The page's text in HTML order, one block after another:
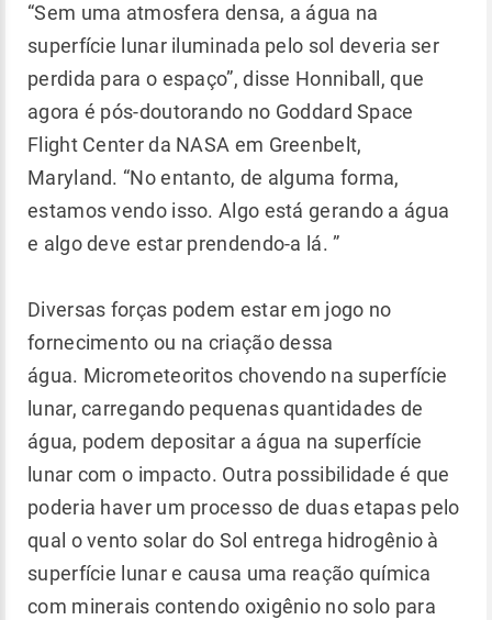
“Sem uma atmosfera densa, a água na
superfície lunar iluminada pelo sol deveria ser
perdida para o espaço”, disse Honniball, que
agora é pós-doutorando no Goddard Space
Flight Center da NASA em Greenbelt,
Maryland. “No entanto, de alguma forma,
estamos vendo isso. Algo está gerando a água
e algo deve estar prendendo-a lá. ”
Diversas forças podem estar em jogo no
fornecimento ou na criação dessa
água. Micrometeoritos chovendo na superfície
lunar, carregando pequenas quantidades de
água, podem depositar a água na superfície
lunar com o impacto. Outra possibilidade é que
poderia haver um processo de duas etapas pelo
qual o vento solar do Sol entrega hidrogênio à
superfície lunar e causa uma reação química
com minerais contendo oxigênio no solo para